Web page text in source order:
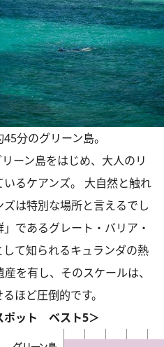
分のグリーン島。
ーン島をはじめ、大人のリ
るケアンズ。 大自然と触れ
は特別な場所と言えるでし
であるグレート・バリア・
て知られるキュランダの熱
を有し、そのスケールは、
ほど圧倒的です。
ポット ベスト5＞